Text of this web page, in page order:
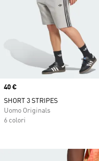
Price
40 €
SHORT 3 STRIPES
Uomo Originals
6 colori